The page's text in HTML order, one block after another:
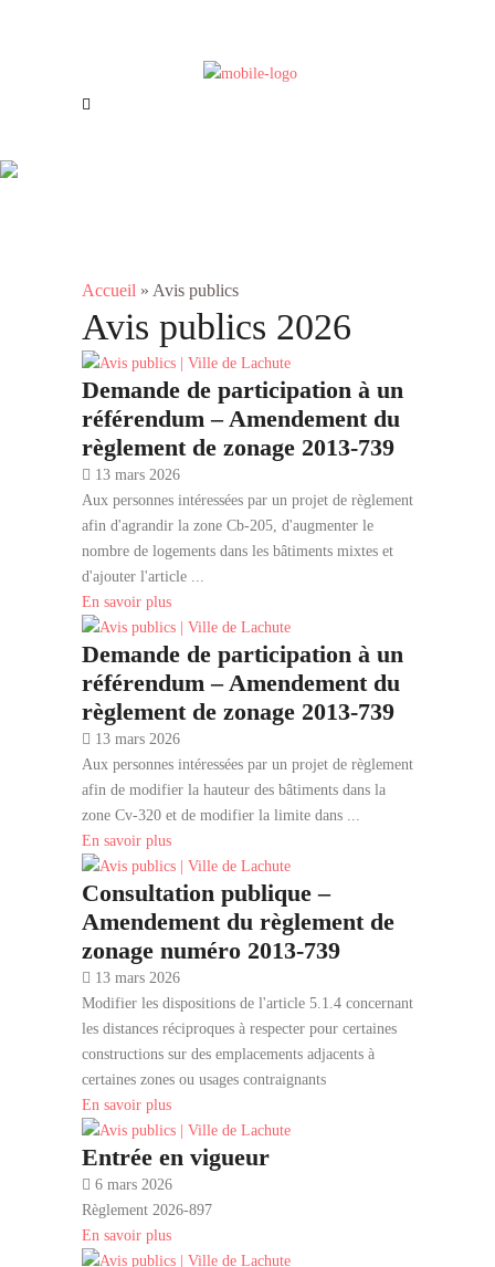
Offres d’emploi
Accueil » Avis publics
Avis publics 2026
Demande de participation à un
référendum – Amendement du
règlement de zonage 2013-739
13 mars 2026
Aux personnes intéressées par un projet de règlement
afin d'agrandir la zone Cb-205, d'augmenter le
nombre de logements dans les bâtiments mixtes et
d'ajouter l'article ...
En savoir plus
Demande de participation à un
référendum – Amendement du
règlement de zonage 2013-739
13 mars 2026
Aux personnes intéressées par un projet de règlement
afin de modifier la hauteur des bâtiments dans la
zone Cv-320 et de modifier la limite dans ...
En savoir plus
Consultation publique –
Amendement du règlement de
zonage numéro 2013-739
13 mars 2026
Modifier les dispositions de l'article 5.1.4 concernant
les distances réciproques à respecter pour certaines
constructions sur des emplacements adjacents à
certaines zones ou usages contraignants
En savoir plus
Entrée en vigueur
6 mars 2026
Règlement 2026-897
En savoir plus